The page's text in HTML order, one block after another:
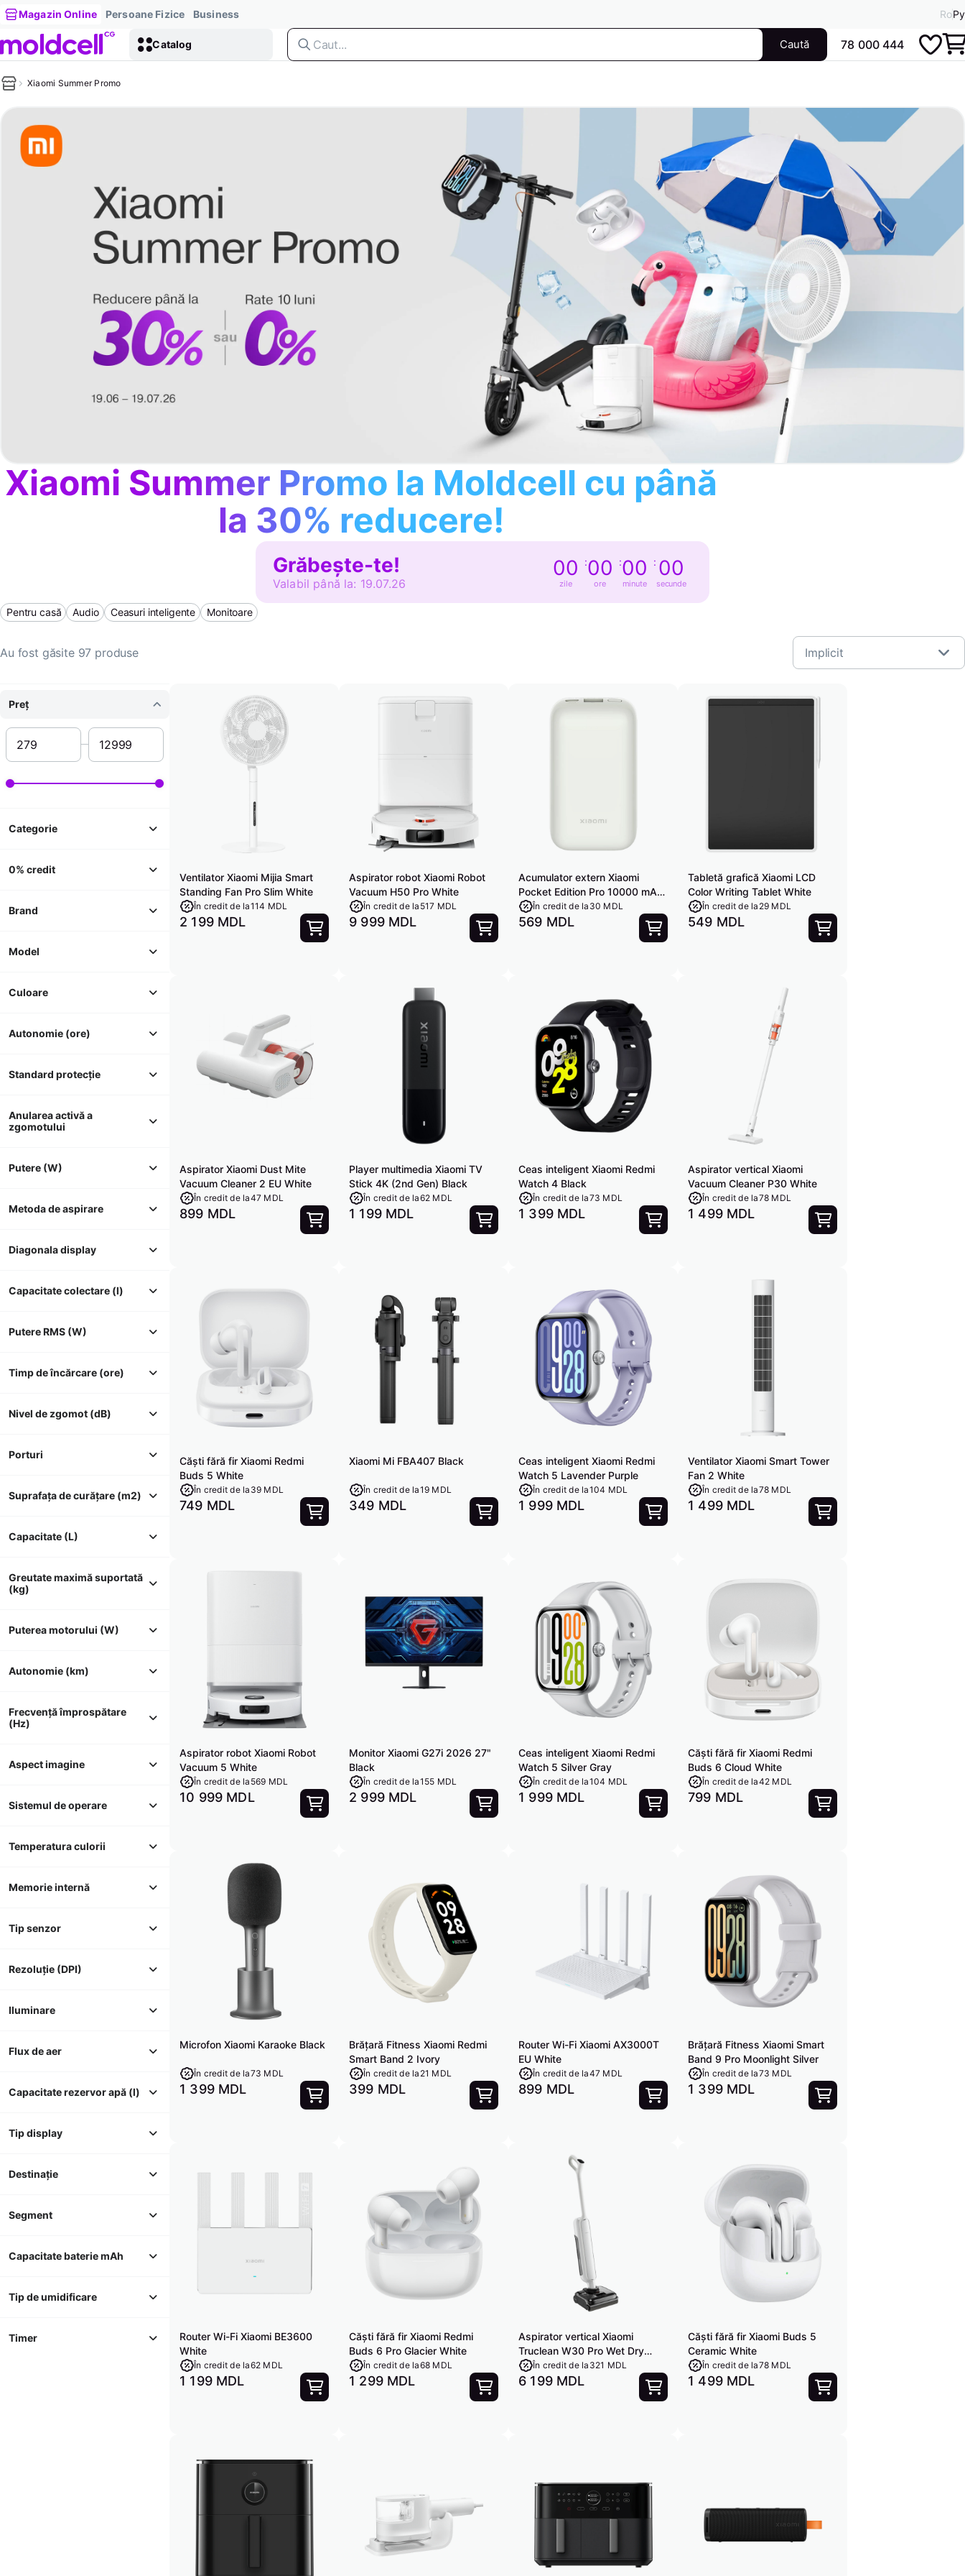
Magazin Online Persoane Fizice Business RoРу
Catalog Caută 78 000 444
Xiaomi Summer Promo
Xiaomi Summer Promo la Moldcell cu până
la 30% reducere!
Grăbește-te!
Valabil până la: 19.07.26
00
zile
:00
ore
:00
minute
: 00
secunde
Pentru casă Audio Ceasuri inteligente Monitoare
Implicit
Au fost găsite 97 produse
Preț
Categorie
0% credit
Brand
Model
Culoare
Autonomie (ore)
Standard protecție
Anularea activă a
zgomotului
Putere (W)
Metoda de aspirare
Diagonala display
Capacitate colectare (l)
Putere RMS (W)
Timp de încărcare (ore)
Nivel de zgomot (dB)
Porturi
Suprafața de curățare (m2)
Capacitate (L)
Greutate maximă suportată
(kg)
Puterea motorului (W)
Autonomie (km)
Frecvență împrospătare
(Hz)
Aspect imagine
Sistemul de operare
Temperatura culorii
Memorie internă
Tip senzor
Rezoluție (DPI)
Iluminare
Flux de aer
Capacitate rezervor apă (l)
Tip display
Destinație
Segment
Capacitate baterie mAh
Tip de umidificare
Timer
Ventilator Xiaomi Mijia Smart
Standing Fan Pro Slim White
În credit de la114 MDL
2 199 MDL
Aspirator robot Xiaomi Robot
Vacuum H50 Pro White
În credit de la 517 MDL
9 999 MDL
Acumulator extern Xiaomi
Pocket Edition Pro 10000 mAh
33 W Ivory
În credit de la 30 MDL
569 MDL
Tabletă grafică Xiaomi LCD
Color Writing Tablet White
În credit de la 29 MDL
549 MDL
Aspirator Xiaomi Dust Mite
Vacuum Cleaner 2 EU White
În credit de la47 MDL
899 MDL
Player multimedia Xiaomi TV
Stick 4K (2nd Gen) Black
În credit de la62 MDL
1 199 MDL
Ceas inteligent Xiaomi Redmi
Watch 4 Black
În credit de la73 MDL
1 399 MDL
Aspirator vertical Xiaomi
Vacuum Cleaner P30 White
În credit de la78 MDL
1 499 MDL
Căști fără fir Xiaomi Redmi
Buds 5 White
În credit de la 39 MDL
749 MDL
Xiaomi Mi FBA407 Black
În credit de la19 MDL
349 MDL
Ceas inteligent Xiaomi Redmi
Watch 5 Lavender Purple
În credit de la104 MDL
1 999 MDL
Ventilator Xiaomi Smart Tower
Fan 2 White
În credit de la78 MDL
1 499 MDL
Aspirator robot Xiaomi Robot
Vacuum 5 White
În credit de la 569 MDL
10 999 MDL
Monitor Xiaomi G27i 2026 27"
Black
În credit de la155 MDL
2 999 MDL
Ceas inteligent Xiaomi Redmi
Watch 5 Silver Gray
În credit de la104 MDL
1 999 MDL
Căști fără fir Xiaomi Redmi
Buds 6 Cloud White
În credit de la42 MDL
799 MDL
Microfon Xiaomi Karaoke Black
În credit de la73 MDL
1 399 MDL
Brățară Fitness Xiaomi Redmi
Smart Band 2 Ivory
În credit de la 21 MDL
399 MDL
Router Wi-Fi Xiaomi AX3000T
EU White
În credit de la47 MDL
899 MDL
Brățară Fitness Xiaomi Smart
Band 9 Pro Moonlight Silver
În credit de la73 MDL
1 399 MDL
Router Wi-Fi Xiaomi BE3600
White
În credit de la62 MDL
1 199 MDL
Căști fără fir Xiaomi Redmi
Buds 6 Pro Glacier White
În credit de la68 MDL
1 299 MDL
Aspirator vertical Xiaomi
Truclean W30 Pro Wet Dry
Vacuum White
În credit de la 321 MDL
6 199 MDL
Căști fără fir Xiaomi Buds 5
Ceramic White
În credit de la78 MDL
1 499 MDL